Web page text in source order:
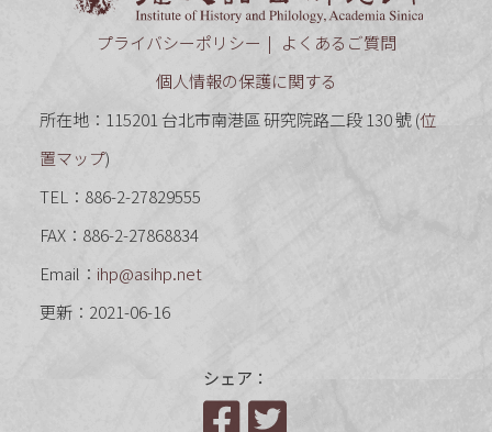
プライバシーポリシー
よくあるご質問
個人情報の保護に関する
所在地：115201 台北市南港區 研究院路二段 130 號 (位
置マップ)
TEL：886-2-27829555
FAX：886-2-27868834
Email： ihp@asihp.net
更新：2021-06-16
シェア：
Facebook